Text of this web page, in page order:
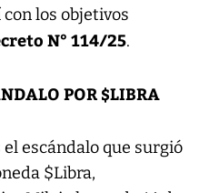
los objetivos
N° 114/25.
POR $LIBRA
escándalo que surgió
$Libra,